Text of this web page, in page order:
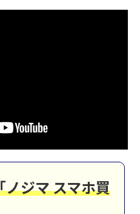
ジマ スマホ買